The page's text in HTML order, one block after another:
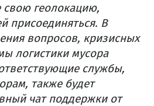
свою геолокацию,
присоединяться. В
вопросов, кризисных
логистики мусора
службы,
также будет
чат поддержки от